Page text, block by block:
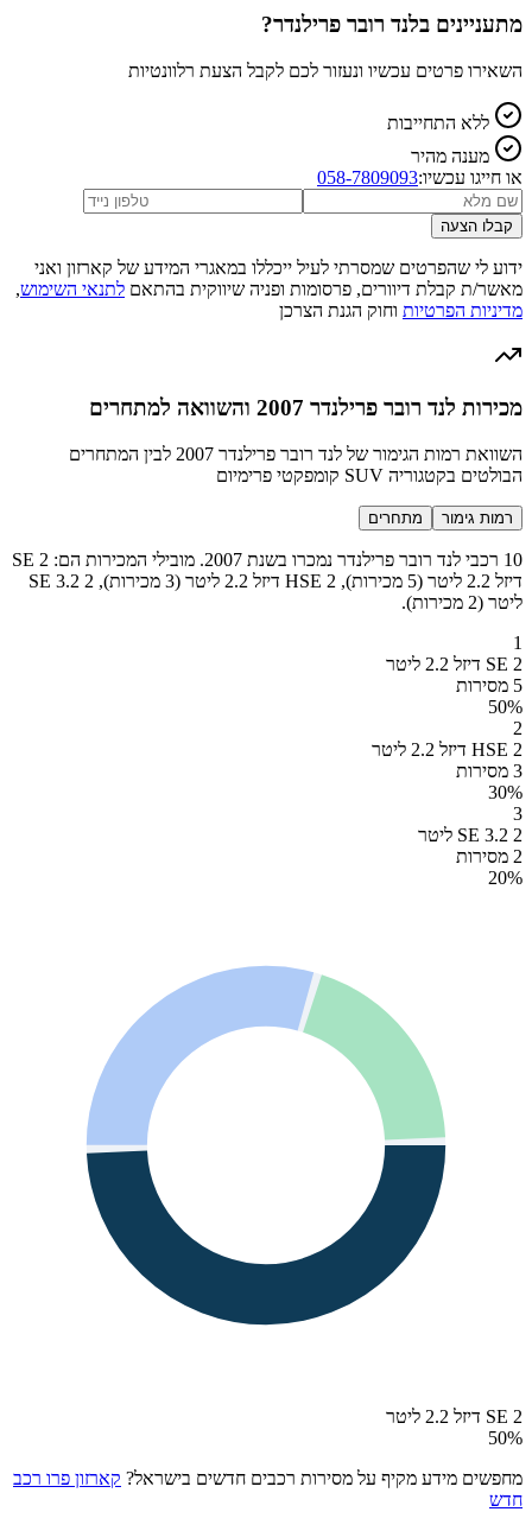
מתעניינים בלנד רובר פרילנדר?
השאירו פרטים עכשיו ונעזור לכם לקבל הצעת רלוונטיות
ללא התחייבות
מענה מהיר
או חייגו עכשיו:058-7809093
קבלו הצעה
ידוע לי שהפרטים שמסרתי לעיל ייכללו במאגרי המידע של קארזון ואני
מאשר/ת קבלת דיוורים, פרסומות ופניה שיווקית בהתאם לתנאי השימוש,
מדיניות הפרטיות וחוק הגנת הצרכן
מכירות לנד רובר פרילנדר 2007 והשוואה למתחרים
השוואת רמות הגימור של לנד רובר פרילנדר 2007 לבין המתחרים
הבולטים בקטגוריה SUV קומפקטי פרימיום
רמות גימור מתחרים
10 רכבי לנד רובר פרילנדר נמכרו בשנת 2007. מובילי המכירות הם: 2 SE
דיזל 2.2 ליטר (5 מכירות), 2 HSE דיזל 2.2 ליטר (3 מכירות), 2 SE 3.2
ליטר (2 מכירות).
1
2 SE דיזל 2.2 ליטר
5 מסירות
50%
2
2 HSE דיזל 2.2 ליטר
3 מסירות
30%
3
2 SE 3.2 ליטר
2 מסירות
20%
2 SE דיזל 2.2 ליטר
50%
מחפשים מידע מקיף על מסירות רכבים חדשים בישראל? קארזון פרו רכב
חדש